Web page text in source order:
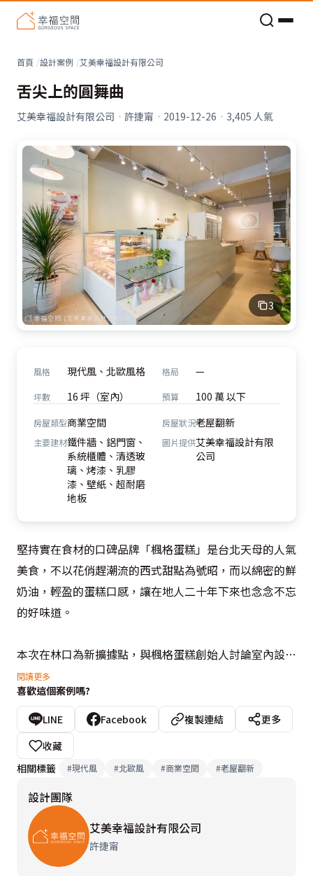
首頁 設計案例 艾美幸福設計有限公司
舌尖上的圓舞曲
艾美幸福設計有限公司 · 許捷甯 · 2019-12-26 · 3,405 人氣
3
風格 現代風、北歐風格 格局 —
坪數 16 坪（室內） 預算 100 萬 以下
房屋類型商業空間 房屋狀況老屋翻新
主要建材鐵件牆、鋁門窗、
系統櫃體、清透玻
璃、烤漆、乳膠
漆、壁紙、超耐磨
地板
圖片提供艾美幸福設計有限
公司
堅持實在食材的口碑品牌「楓格蛋糕」是台北天母的人氣
美食，不以花俏趕潮流的西式甜點為號昭，而以綿密的鮮
奶油，輕盈的蛋糕口感，讓在地人二十年下來也念念不忘
的好味道。
本次在林口為新擴據點，與楓格蛋糕創始人討論室內設計
風格與品牌形象後，保持老店原有的清爽明亮陳設概念：
白色的鋁門窗鑲上大片通透玻璃，迎接往來行人的目光。
推門後以暖白鮮奶為基調的大型吧台與冰櫃，灌入優雅灰
褐的超耐磨地板。在左牆延伸一片鮮嫩草綠，主牆點綴含
蓄的火鶴紅。右牆面因需隔出樓上公司進出口通道，隔間
上米灰色壁紙，各淡雅色系的圓舞曲繼續保有店內的寬闊
感。
以新鮮為中心主旨的楓格蛋糕，來店客多為取當日配送蛋
閱讀更多
喜歡這個案例嗎?
LINE Facebook 複製連結
更多
收藏
相關標籤
#現代風 #北歐風 #商業空間 #老屋翻新
設計團隊
艾美幸福設計有限公司
許捷甯